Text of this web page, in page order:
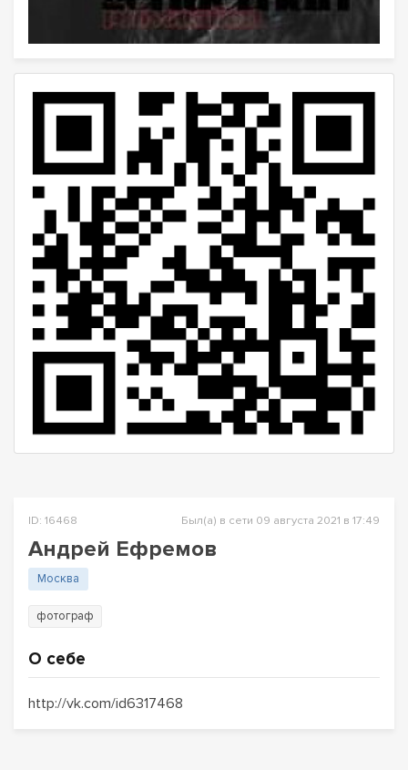
ID: 16468 Был(а) в сети 09 августа 2021 в 17:49
Андрей Ефремов
Москва
фотограф
О себе
http://vk.com/id6317468